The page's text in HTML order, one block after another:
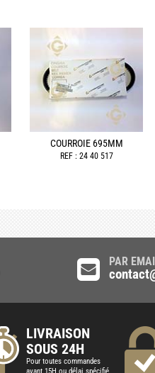
COURROIE 695MM
REF : 24 40 517
PAR
LIVRAISON
SOUS 24H
Pour toutes commandes